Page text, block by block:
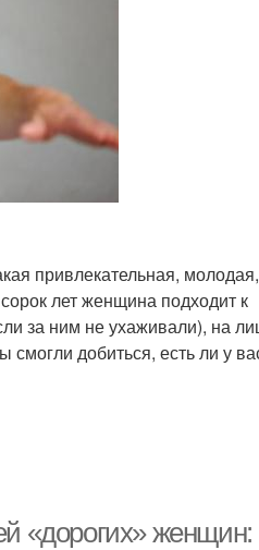
привлекательная, молодая,
лет женщина подходит к
за ним не ухаживали), на
добиться, есть ли у
«дорогих» женщин: